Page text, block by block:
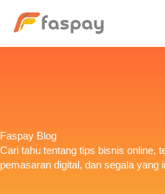
Faspay Blog
Cari tahu tentang tips bisnis online,
pemasaran digital, dan segala yang